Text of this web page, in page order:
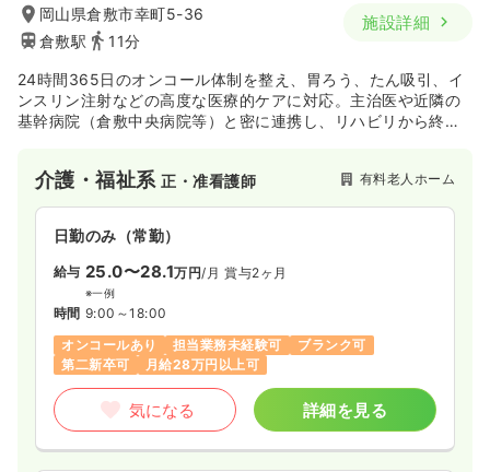
時間 9:00～18:00（休憩60分）
担当業務未経験可
気になる 詳細を見る
訪問看護正看護師 一般＋療養
日勤のみ（常勤）
給与 24.0万円〜/月 賞与4ヶ月
※経験3年の例
時間 8:30～17:30
4週8休以上
オンコールあり
担当業務未経験可
ブランク可
第二新卒可 月給30万円以上可
気になる 詳細を見る
岡山県倉敷市幸町5-36
倉敷駅
11分
施設詳細
24時間365日のオンコール体制を整え、胃ろう、たん吸引、イ
ンスリン注射などの高度な医療的ケアに対応。主治医や近隣の
基幹病院（倉敷中央病院等）と密に連携し、リハビリから終末
介護・福祉系正・准看護師 有料老人ホーム
日勤のみ（常勤）
給与 25.0〜28.1万円/月 賞与2ヶ月
※一例
時間 9:00～18:00
オンコールあり
担当業務未経験可
ブランク可
第二新卒可
月給28万円以上可
気になる 詳細を見る